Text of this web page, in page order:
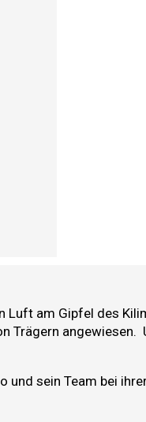
Luft am Gipfel des
Trägern angewiesen.
sein Team bei